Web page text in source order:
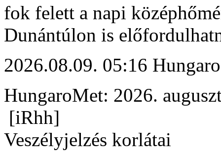
fok felett a napi
Dunántúlon is
2026.08.09. 05:16
HungaroMet: 2026.
[iRhh]
Veszélyjelzés korlátai